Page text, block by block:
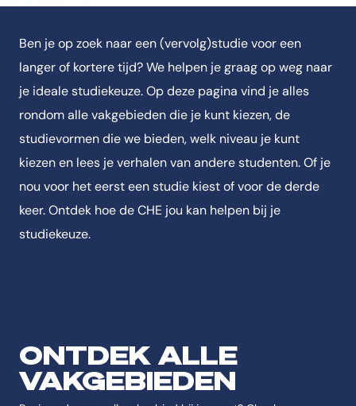
Ben je op zoek naar een (vervolg)studie voor een
langer of kortere tijd? We helpen je graag op weg naar
je ideale studiekeuze. Op deze pagina vind je alles
rondom alle vakgebieden die je kunt kiezen, de
studievormen die we bieden, welk niveau je kunt
kiezen en lees je verhalen van andere studenten. Of je
nou voor het eerst een studie kiest of voor de derde
keer. Ontdek hoe de CHE jou kan helpen bij je
studiekeuze.
ONTDEK ALLE
VAKGEBIEDEN